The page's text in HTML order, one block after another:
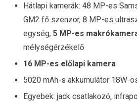
Hátlapi kamerák: 48 MP-es
GM2 fő szenzor, 8 MP-es
egység, 5 MP-es
mélységérzékelő
16 MP-es előlapi kamera
5020 mAh-s akkumulátor 18W-
Egyebek: jack csatlakozó,